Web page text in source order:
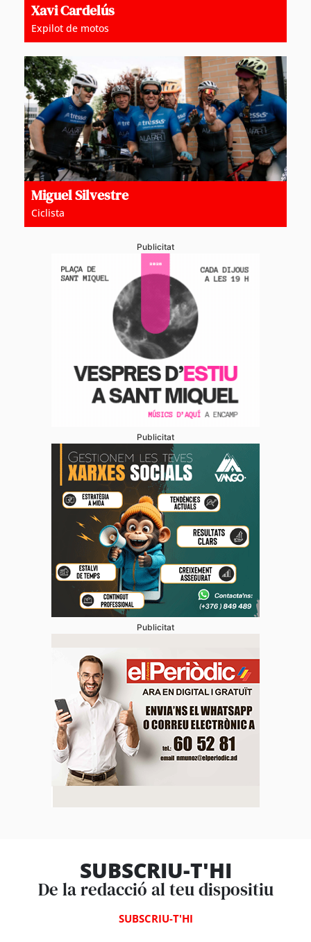
Xavi Cardelús
Expilot de motos
Miguel Silvestre
Ciclista
Publicitat
Publicitat
Publicitat
SUBSCRIU-T'HI
De la redacció al teu dispositiu
SUBSCRIU-T'HI